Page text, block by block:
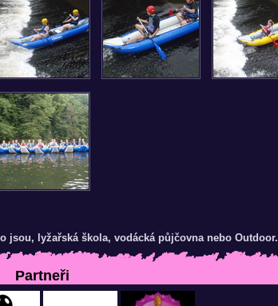
jsou, lyžařská škola, vodácká půjčovna nebo Outdoor.
Partneři